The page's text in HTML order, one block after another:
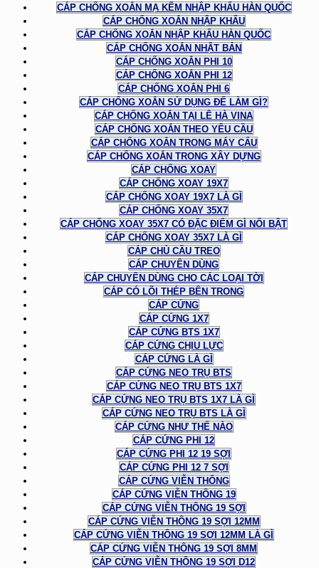
CÁP CHỐNG XOẮN MẠ KẼM NHẬP KHẨU HÀN QUỐC
CÁP CHỐNG XOẮN NHẬP KHẨU
CÁP CHỐNG XOẮN NHẬP KHẨU HÀN QUỐC
CÁP CHỐNG XOẮN NHẬT BẢN
CÁP CHỐNG XOẮN PHI 10
CÁP CHỐNG XOẮN PHI 12
CÁP CHỐNG XOẮN PHI 6
CÁP CHỐNG XOẮN SỬ DỤNG ĐỂ LÀM GÌ?
CÁP CHỐNG XOẮN TẠI LÊ HÀ VINA
CÁP CHỐNG XOẮN THEO YÊU CẦU
CÁP CHỐNG XOẮN TRONG MÁY CẨU
CÁP CHỐNG XOẮN TRONG XÂY DỰNG
CÁP CHỐNG XOAY
CÁP CHỐNG XOAY 19X7
CÁP CHỐNG XOAY 19X7 LÀ GÌ
CÁP CHỐNG XOAY 35X7
CÁP CHỐNG XOAY 35X7 CÓ ĐẶC ĐIỂM GÌ NỔI BẬT
CÁP CHỐNG XOAY 35X7 LÀ GÌ
CÁP CHỦ CẦU TREO
CÁP CHUYÊN DÙNG
CÁP CHUYÊN DÙNG CHO CÁC LOẠI TỜI
CÁP CÓ LÕI THÉP BÊN TRONG
CÁP CỨNG
CÁP CỨNG 1X7
CÁP CỨNG BTS 1X7
CÁP CỨNG CHỊU LỰC
CÁP CỨNG LÀ GÌ
CÁP CỨNG NEO TRỤ BTS
CÁP CỨNG NEO TRỤ BTS 1X7
CÁP CỨNG NEO TRỤ BTS 1X7 LÀ GÌ
CÁP CỨNG NEO TRỤ BTS LÀ GÌ
CÁP CỨNG NHƯ THẾ NÀO
CÁP CỨNG PHI 12
CÁP CỨNG PHI 12 19 SỢI
CÁP CỨNG PHI 12 7 SỢI
CÁP CỨNG VIỄN THÔNG
CÁP CỨNG VIỄN THÔNG 19
CÁP CỨNG VIỄN THÔNG 19 SỢI
CÁP CỨNG VIỄN THÔNG 19 SỢI 12MM
CÁP CỨNG VIỄN THÔNG 19 SỢI 12MM LÀ GÌ
CÁP CỨNG VIỄN THÔNG 19 SỢI 8MM
CÁP CỨNG VIỄN THÔNG 19 SỢI D12